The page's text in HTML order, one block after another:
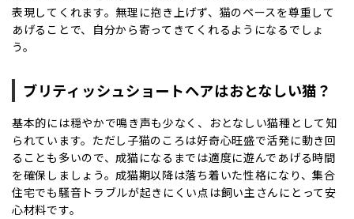
表現してくれます。無理に抱き上げず、猫のペースを尊重して
あげることで、自分から寄ってきてくれるようになるでしょ
う。
ブリティッシュショートヘアはおとなしい猫？
基本的には穏やかで鳴き声も少なく、おとなしい猫種として知
られています。ただし子猫のころは好奇心旺盛で活発に動き回
ることも多いので、成猫になるまでは適度に遊んであげる時間
を確保しましょう。成猫期以降は落ち着いた性格になり、集合
住宅でも騒音トラブルが起きにくい点は飼い主さんにとって安
心材料です。